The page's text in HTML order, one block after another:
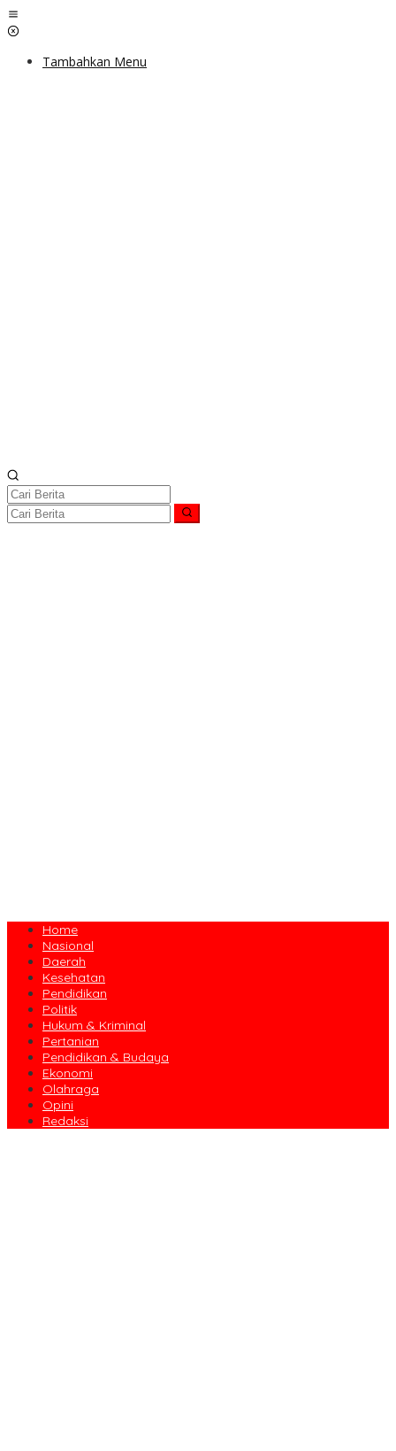
Lewati
ke
Tambahkan Menu
Home
Nasional
Daerah
Kesehatan
Pendidikan
Politik
Hukum & Kriminal
Pertanian
Pendidikan & Budaya
Ekonomi
Olahraga
Opini
Redaksi